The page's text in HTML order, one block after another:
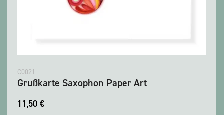
C0021
Grußkarte Saxophon Paper Art
11,50 €